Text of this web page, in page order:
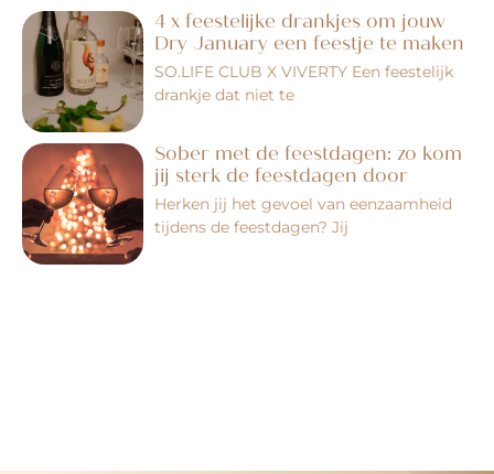
4 x feestelijke drankjes om jouw
Dry January een feestje te maken
SO.LIFE CLUB X VIVERTY Een feestelijk
drankje dat niet te
Sober met de feestdagen: zo kom
jij sterk de feestdagen door
Herken jij het gevoel van eenzaamheid
tijdens de feestdagen? Jij